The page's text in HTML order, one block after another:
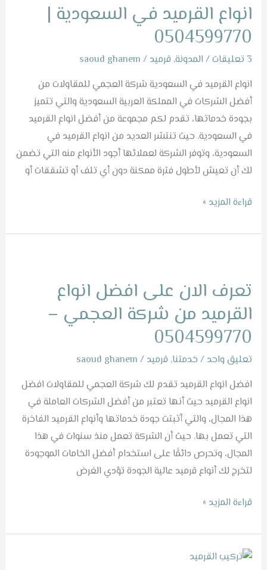
انواع القرميد في السعودية |
0504599770
3 تعليقات / المدونة, قرميد /
saoud ghanem
انواع القرميد في السعودية شركة العجمي للمقاولات من
أفضل الشركات في المملكة العربية السعودية والتي تتميز
بجودة خدماتها، تقدم لكم مجموعة من أفضل انواع القرميد
في السعودية. حيث تنتشر العديد من انواع القرميد في
السعودية، وتوفر الشركة لعملائها أجود الأنواع منه التي تضمن
لك أن تعيش لأطول فترة ممكنة دون أي تلف أو تشققات أو
في
السعودية
0504599770
قراءة المزيد »
تعرف الان على افضل انواع
القرميد من شركة العجمي –
0504599770
تعليق واحد / خدمتنا, قرميد /
saoud ghanem
افضل انواع القرميد تقدم لك شركة العجمي للمقاولات افضل
انواع القرميد حيث أنها تعتبر من أفضل الشركات العاملة في
هذا المجال، والتي أثبتت جودة خدماتها وأنواع القرميد الفاخرة
التي تعمل بها. حيث أن الشركة تعمل منذ سنوات في هذا
المجال، وتحرص دائمًَا على استخدام أفضل الخامات الموجودة
لتخرج لك أنواع قرميد عالية الجودة تؤدي الغرض
على
افضل
انواع
القرميد
من
شركة
العجمي
0504599770
قراءة المزيد »
افضل